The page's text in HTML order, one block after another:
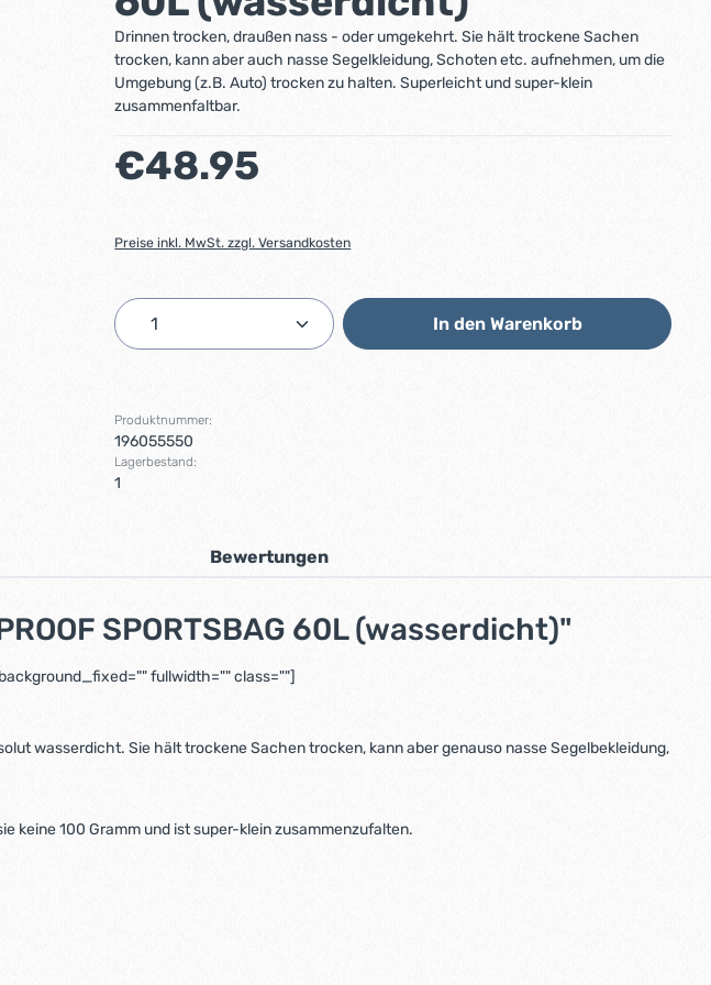
Drinnen trocken, draußen nass - oder umgekehrt. Sie hält trockene Sachen
trocken, kann aber auch nasse Segelkleidung, Schoten etc. aufnehmen, um die
Umgebung (z.B. Auto) trocken zu halten. Superleicht und super-klein
zusammenfaltbar.
Regulärer Preis:
€48.95
Preise inkl. MwSt. zzgl. Versandkosten
Produkt Anzahl: Gib den gewünschten Wert ein
In den Warenkorb
Produktnummer:
196055550
Lagerbestand:
1
Bewertungen
SPORTSBAG 60L (wasserdicht)"
fullwidth="" class=""]
wasserdicht. Sie hält trockene Sachen trocken, kann aber genauso nasse Segelbekleidung,
keine 100 Gramm und ist super-klein zusammenzufalten.